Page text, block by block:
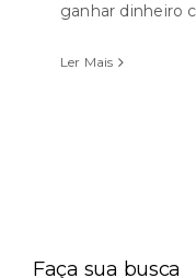
ganhar dinheiro
Ler Mais
Faça sua busca